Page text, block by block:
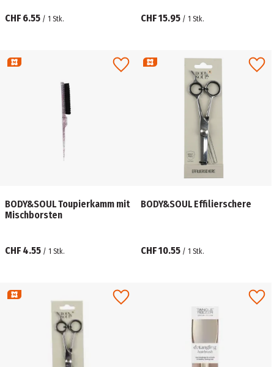
CHF 6.55 / 1 Stk. CHF 15.95 / 1 Stk.
BODY&SOUL Toupierkamm mit
Mischborsten
CHF 4.55 / 1 Stk.
BODY&SOUL Effilierschere
CHF 10.55 / 1 Stk.